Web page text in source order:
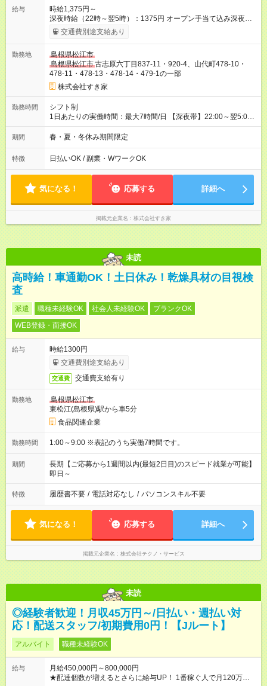
給与
時給1,375円～
深夜時給（22時～翌5時）：1375円 オープン手当て込み深夜時
給（22時～翌5時）：1500円 【オープン手当期間】
2026/10/01~2026/12/31 【試用期間】試用期間あり 試用期間の
の実態は30日（※条件変更なし）ですが、切り上げで一ヶ月と
させていただきます。 研修制度あり：15時間(研修中も同時給）
交通費別途支給あり
勤務地
島根県松江市
島根県松江市古志原六丁目837-11・920-4、山代町478-10・
478-11・478-13・478-14・479-1の一部
株式会社すき家
勤務時間
シフト制
1日あたりの実働時間：最大7時間/日 【深夜帯】22:00～翌5:00
週2日～・1日2h～OK◎ ※22:00から翌5:00までは18歳以上の方
のみ勤務可能です（18歳未満の深夜業務禁止のため） ★深夜で
す。 必ず、2名以上での勤務を行いますので、安心して働けま
す。
期間 春・夏・冬休み期間限定
特徴 日払いOK / 副業・WワークOK
気になる！ 応募する 詳細へ
掲載元企業名 株式会社すき家
未読
高時給！車通勤OK！土日休み！乾燥具材の目視検
査
派遣 職種未経験OK 社会人未経験OK
ブランクOK
WEB登録・面接OK
給与
時給1300円
交通費別途支給あり
交通費 交通費支給有り
勤務地
島根県松江市
東松江(島根県)駅から車5分
食品関連企業
勤務時間 1:00～9:00 ※表記のうち実働7時間です。
期間
長期【ご応募から1週間以内(最短2日目)のスピード就業が可能】
即日～
特徴 履歴書不要 / 電話対応なし / パソコンスキル不要
気になる！ 応募する 詳細へ
掲載元企業名 株式会社テクノ・サービス
未読
◎経験者歓迎！月収45万円～/日払い・週払い対
応！配送スタッフ/初期費用0円！【Jルート】
アルバイト 職種未経験OK
給与
月給450,000円～800,000円
★配達個数が増えるとさらに給与UP！ 1番稼ぐ人で月120万ほ